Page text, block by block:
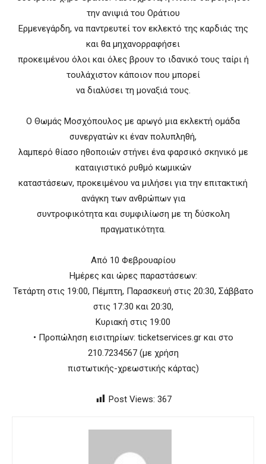
την ανιψιά του Οράτιου
Ερμενεγάρδη, να παντρευτεί τον εκλεκτό της καρδιάς της
και θα μηχανορραφήσει
προκειμένου όλοι και όλες βρουν το ιδανικό τους ταίρι ή
τουλάχιστον κάποιον που μπορεί
να διαλύσει τη μοναξιά τους.
Ο Θωμάς Μοσχόπουλος με αρωγό μια εκλεκτή ομάδα
συνεργατών κι έναν πολυπληθή,
λαμπερό θίασο ηθοποιών στήνει ένα φαρσικό σκηνικό με
καταιγιστικό ρυθμό κωμικών
καταστάσεων, προκειμένου να μιλήσει για την επιτακτική
ανάγκη των ανθρώπων για
συντροφικότητα και συμφιλίωση με τη δύσκολη
πραγματικότητα.
Από 10 Φεβρουαρίου
Ημέρες και ώρες παραστάσεων:
Τετάρτη στις 19:00, Πέμπτη, Παρασκευή στις 20:30, Σάββατο
στις 17:30 και 20:30,
Κυριακή στις 19:00
• Προπώληση εισιτηρίων: ticketservices.gr και στο
210.7234567 (με χρήση
πιστωτικής-χρεωστικής κάρτας)
Post Views: 367